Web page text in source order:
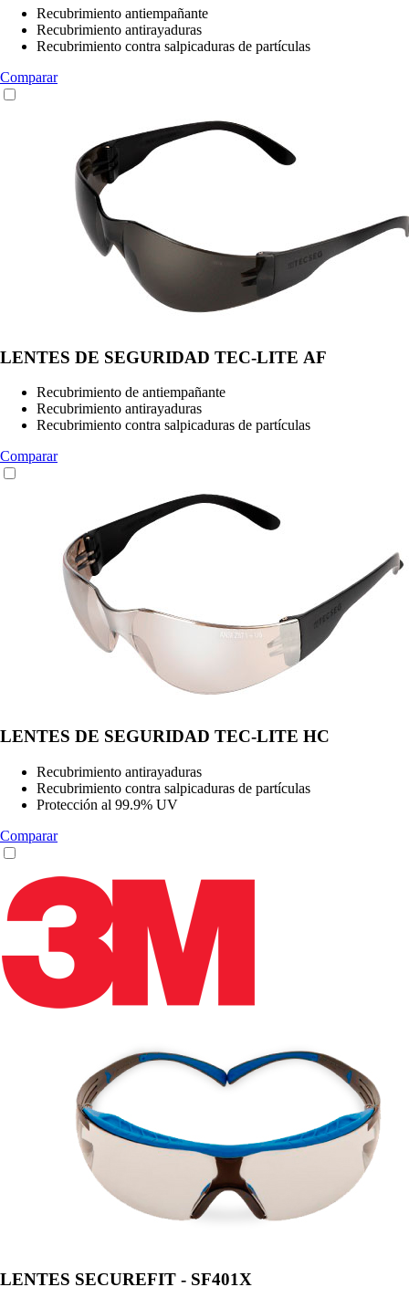
Recubrimiento antiempañante
Recubrimiento antirayaduras
Recubrimiento contra salpicaduras de partículas
Comparar
LENTES DE SEGURIDAD TEC-LITE AF
Recubrimiento de antiempañante
Recubrimiento antirayaduras
Recubrimiento contra salpicaduras de partículas
Comparar
LENTES DE SEGURIDAD TEC-LITE HC
Recubrimiento antirayaduras
Recubrimiento contra salpicaduras de partículas
Protección al 99.9% UV
Comparar
LENTES SECUREFIT - SF401X